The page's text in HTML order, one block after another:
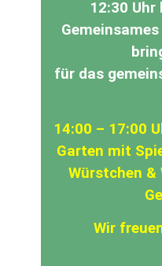
12:30 Uhr
für das
14:00 – 17:00
Garten mit
Würstchen
Wir